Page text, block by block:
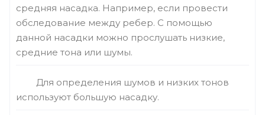
средняя насадка. Например, если провести
обследование между ребер. С помощью
данной насадки можно прослушать низкие,
средние тона или шумы.
Для определения шумов и низких тонов
используют большую насадку.